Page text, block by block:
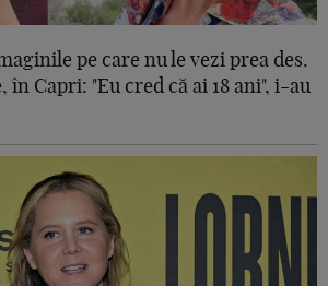
pe care nu le vezi prea des.
în Capri: "Eu cred că ai 18 ani", i-au